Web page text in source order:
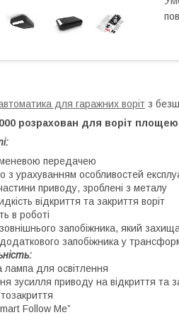
для гаражних воріт з
розрахован для воріт
передачею
з урахуванням особливостей
приводу, зроблені з металу
відкриття та закриття воріт
в роботі
запобіжника, який
запобіжника у
лампа для освітлення
зусилля приводу на відкриття та
Follow Me”